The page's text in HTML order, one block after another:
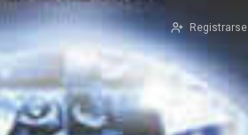
Registrarse